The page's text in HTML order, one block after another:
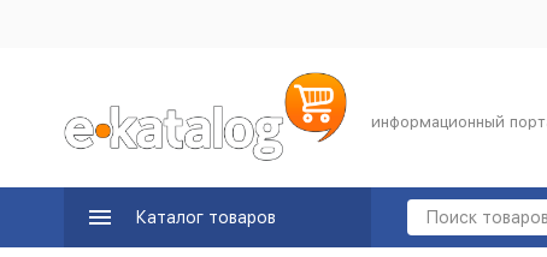
информационный
Каталог товаров